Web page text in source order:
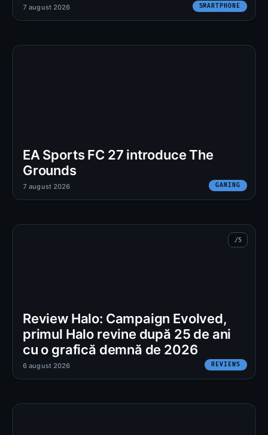
SMARTPHONE
7 august 2026
EA Sports FC 27 introduce The
Grounds
GAMING
7 august 2026
Review Halo: Campaign Evolved,
primul Halo revine după 25 de ani
cu o grafică demnă de 2026
REVIEWS
6 august 2026